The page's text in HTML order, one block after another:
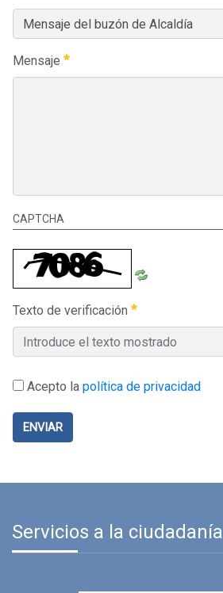
Mensaje
CAPTCHA
Texto de verificación
Acepto la política de privacidad
ENVIAR
Servicios a la ciudadanía